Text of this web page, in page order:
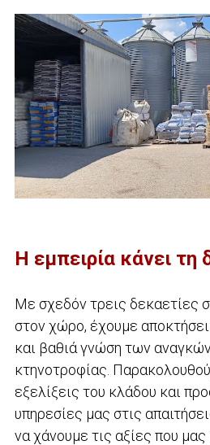
Η εμπειρία κάνει τη
Με σχεδόν τρεις δεκαετίες
στον χώρο, έχουμε
και βαθιά γνώση των
κτηνοτροφίας.
εξελίξεις του κλάδου και
υπηρεσίες μας στις
να χάνουμε τις αξίες που